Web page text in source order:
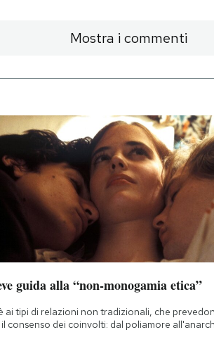
Mostra i commenti
guida alla “non-monogamia etica”
ai tipi di relazioni non tradizionali, che
consenso dei coinvolti: dal poliamore